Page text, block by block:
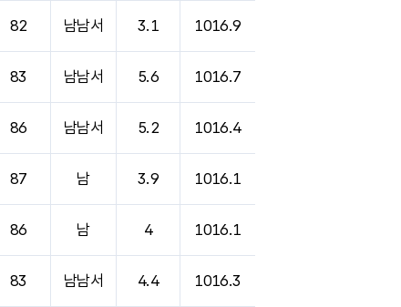
82 남남서 3.1 1016.9
83 남남서 5.6 1016.7
86 남남서 5.2 1016.4
87 남 3.9 1016.1
86 남 4 1016.1
83 남남서 4.4 1016.3